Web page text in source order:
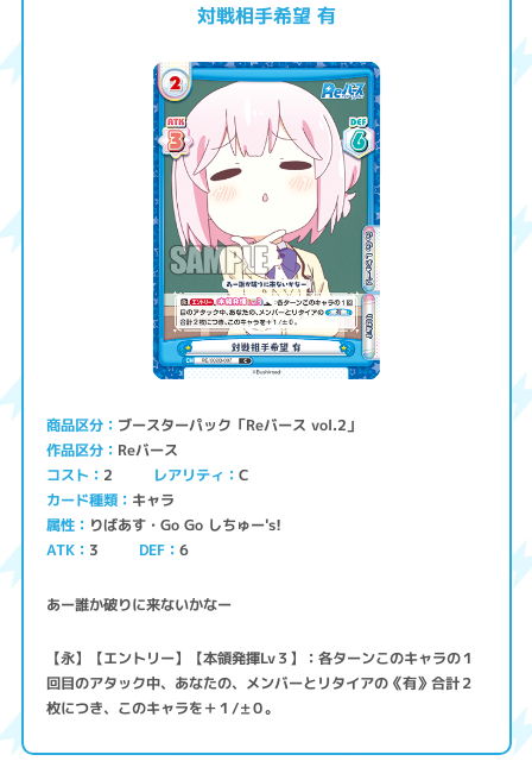
対戦相手希望 有
商品区分 ブースターパック「Reバース vol.2」
作品区分 Reバース
コスト 2 レアリティ C
カード種類 キャラ
属性 りばあす・Go Go しちゅー's!
ATK 3 DEF 6
あー誰か破りに来ないかなー
【永】【エントリー】【本領発揮Lv３】：各ターンこのキャラの１
回目のアタック中、あなたの、メンバーとリタイアの《有》合計２
枚につき、このキャラを＋１/±０。